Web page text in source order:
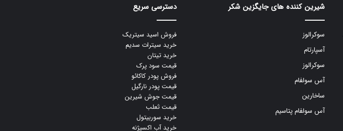
شیرین کننده های جایگزین شکر
سوکرالوز
آسپارتام
سوکرالوز
آس سولفام
ساخارین
آس سولفام پتاسیم
دسترسی سریع
فروش اسید سیتریک
خرید سیترات سدیم
خرید تیتان
قیمت سود پرک
فروش پودر کاکائو
قیمت پودر نارگیل
قیمت جوش شیرین
قیمت ثعلب
خرید سوربیتول
خرید آب اکسیژنه